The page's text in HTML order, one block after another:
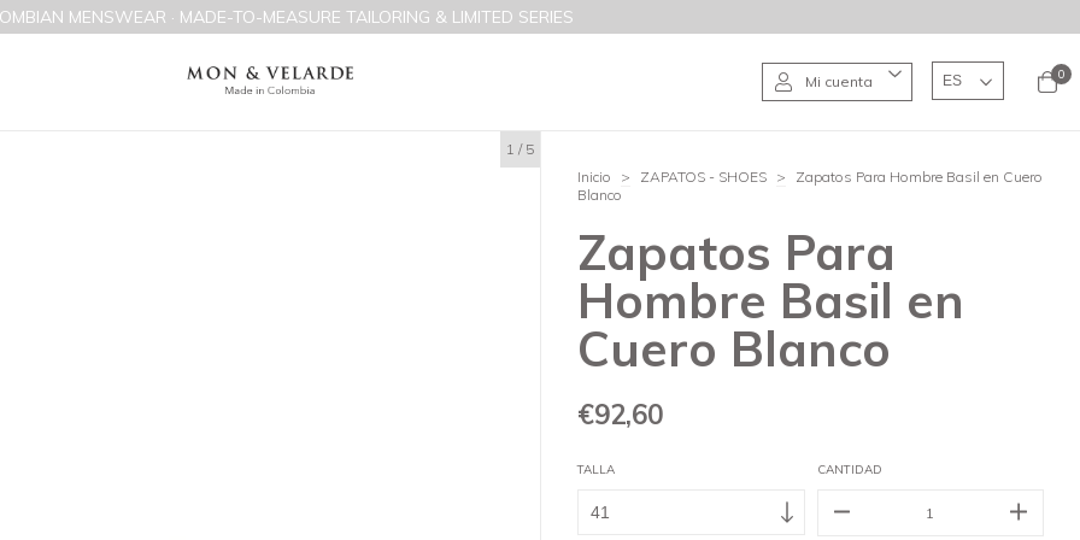
MENSWEAR · MADE-TO-MEASURE TAILORING & LIMITED SERIES
Mi cuenta 0
1 / 5
Inicio
> ZAPATOS - SHOES >
Zapatos Para Hombre Basil en Cuero
Blanco
Zapatos Para
Hombre Basil en
Cuero Blanco
€92,60
TALLA CANTIDAD